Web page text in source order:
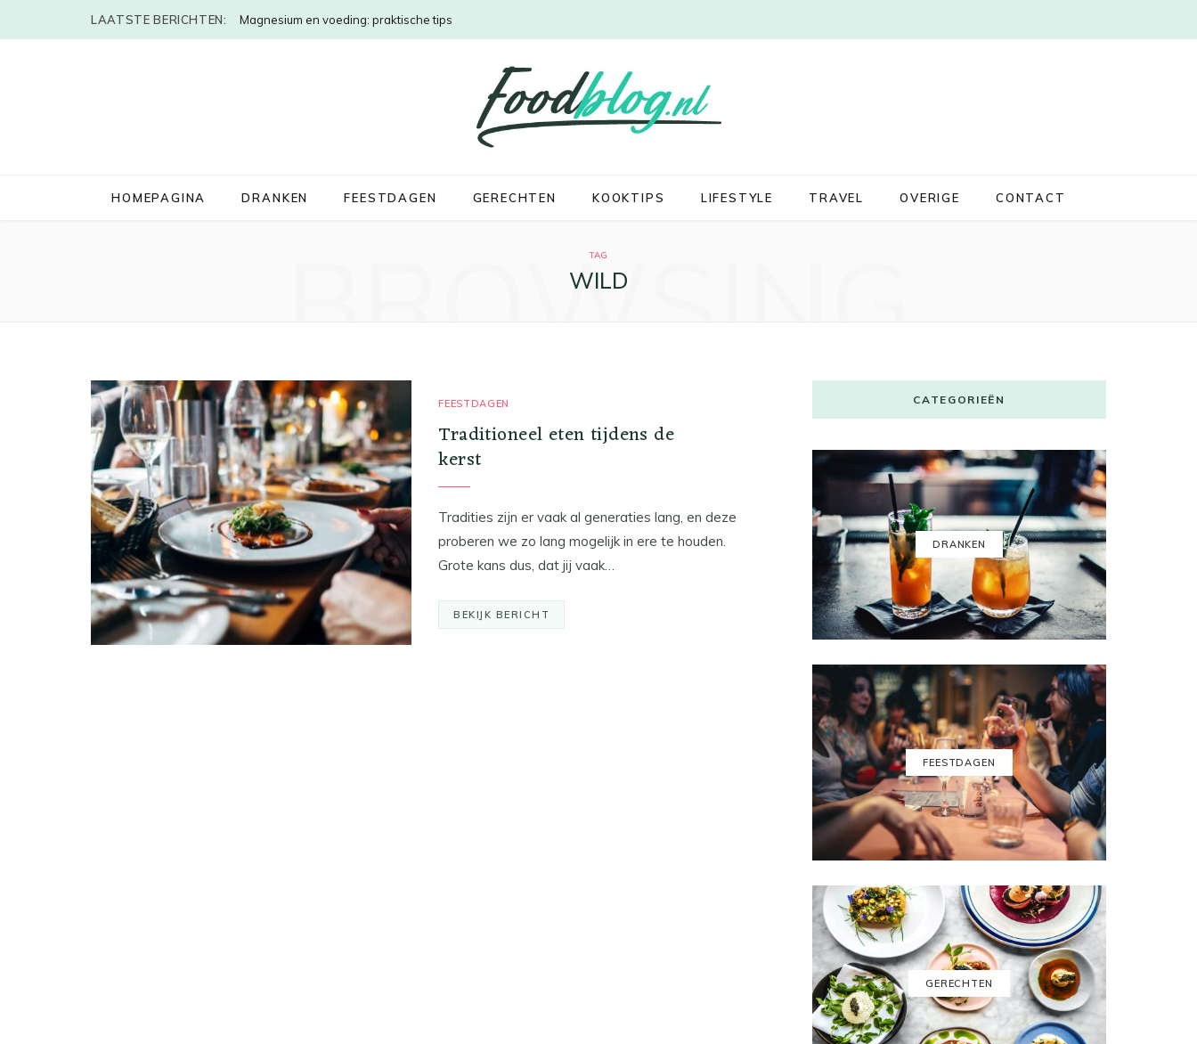
LAATSTE BERICHTEN: Magnesium en voeding: praktische tips
HOMEPAGINA DRANKEN FEESTDAGEN GERECHTEN KOOKTIPS LIFESTYLE TRAVEL OVERIGE CONTACT
TAG
WILD
BROWSING
FEESTDAGEN
Traditioneel eten tijdens de
kerst
Tradities zijn er vaak al generaties lang, en deze
proberen we zo lang mogelijk in ere te houden.
Grote kans dus, dat jij vaak…
BEKIJK BERICHT
CATEGORIEËN
DRANKEN
FEESTDAGEN
GERECHTEN